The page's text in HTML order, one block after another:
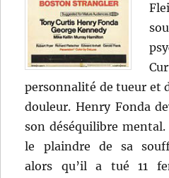
personnalité de tueur et
douleur. Henry Fonda
son déséquilibre
le plaindre de sa
alors qu’il a tué 11